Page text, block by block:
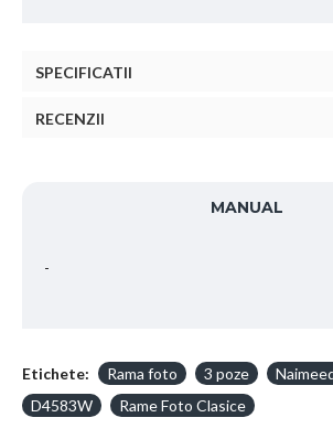
SPECIFICATII
RECENZII
MANUAL
-
Etichete: Rama foto 3 poze
D4583W
Rame Foto Clasice